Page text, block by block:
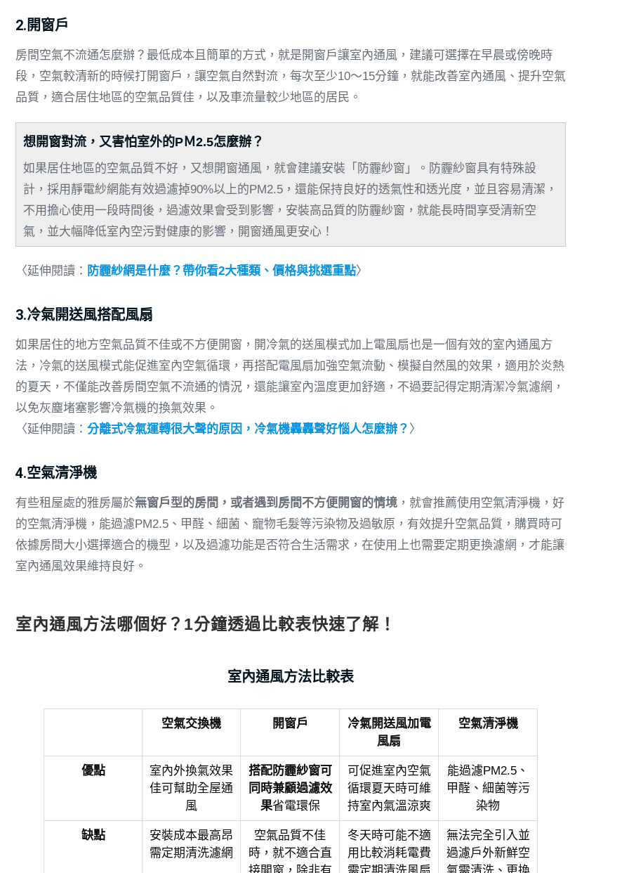
2.開窗戶
房間空氣不流通怎麼辦？最低成本且簡單的方式，就是開窗戶讓室內通風，建議可選擇在早晨或傍晚時
段，空氣較清新的時候打開窗戶，讓空氣自然對流，每次至少10～15分鐘，就能改善室內通風、提升空氣
品質，適合居住地區的空氣品質佳，以及車流量較少地區的居民。
想開窗對流，又害怕室外的PＭ2.5怎麼辦？
如果居住地區的空氣品質不好，又想開窗通風，就會建議安裝「防霾紗窗」。防霾紗窗具有特殊設
計，採用靜電紗網能有效過濾掉90%以上的PM2.5，還能保持良好的透氣性和透光度，並且容易清潔，
不用擔心使用一段時間後，過濾效果會受到影響，安裝高品質的防霾紗窗，就能長時間享受清新空
氣，並大幅降低室內空污對健康的影響，開窗通風更安心！
〈延伸閱讀： 防霾紗網是什麼？帶你看2大種類、價格與挑選重點〉
3.冷氣開送風搭配風扇
如果居住的地方空氣品質不佳或不方便開窗，開冷氣的送風模式加上電風扇也是一個有效的室內通風方
法，冷氣的送風模式能促進室內空氣循環，再搭配電風扇加強空氣流動、模擬自然風的效果，適用於炎熱
的夏天，不僅能改善房間空氣不流通的情況，還能讓室內溫度更加舒適，不過要記得定期清潔冷氣濾網，
以免灰塵堵塞影響冷氣機的換氣效果。
〈延伸閱讀： 分離式冷氣運轉很大聲的原因，冷氣機轟轟聲好惱人怎麼辦？ 〉
4.空氣清淨機
有些租屋處的雅房屬於無窗戶型的房間，或者遇到房間不方便開窗的情境 ，就會推薦使用空氣清淨機，好
的空氣清淨機，能過濾PM2.5、甲醛、細菌、寵物毛髮等污染物及過敏原，有效提升空氣品質，購買時可
依據房間大小選擇適合的機型，以及過濾功能是否符合生活需求，在使用上也需要定期更換濾網，才能讓
室內通風效果維持良好。
室內通風方法哪個好？1分鐘透過比較表快速了解！
室內通風方法比較表
空氣交換機 開窗戶 冷氣開送風加電
風扇
空氣清淨機
優點
室內外換氣效果
佳可幫助全屋通
風
搭配防霾紗窗可
同時兼顧過濾效
果省電環保
可促進室內空氣
循環夏天時可維
持室內氣溫涼爽
能過濾PM2.5、
甲醛、細菌等污
染物
缺點
安裝成本最高昂
需定期清洗濾網
空氣品質不佳
時，就不適合直
冬天時可能不適
用比較消耗電費
無法完全引入並
過濾戶外新鮮空